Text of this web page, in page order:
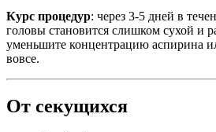
Курс процедур: через 3-5 дней в
головы становится слишком сухой и
уменьшите концентрацию аспирина
вовсе.
От секущихся